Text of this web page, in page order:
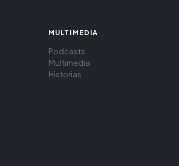
MULTIMEDIA
Podcasts
Multimedia
Historias